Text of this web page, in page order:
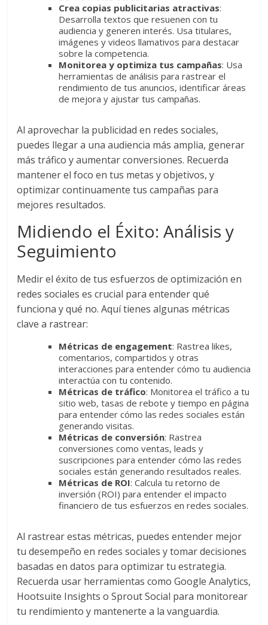
Marketing,
Mercadotecnia,
Publicitarios,
Colecciónes,
Creatividad,
SEO,
SEM,
Free
Press,
RRPP,
Comerciales,
Periodismo,
Revistas,
Magazines
ATL,
BTL,
Crea copias publicitarias atractivas:
Desarrolla textos que resuenen con tu
audiencia y generen interés. Usa titulares,
imágenes y videos llamativos para destacar
sobre la competencia.
Monitorea y optimiza tus campañas: Usa
herramientas de análisis para rastrear el
rendimiento de tus anuncios, identificar áreas
de mejora y ajustar tus campañas.
Al aprovechar la publicidad en redes sociales,
puedes llegar a una audiencia más amplia, generar
más tráfico y aumentar conversiones. Recuerda
mantener el foco en tus metas y objetivos, y
optimizar continuamente tus campañas para
mejores resultados.
Midiendo el Éxito: Análisis y
Seguimiento
Medir el éxito de tus esfuerzos de optimización en
redes sociales es crucial para entender qué
funciona y qué no. Aquí tienes algunas métricas
clave a rastrear:
Métricas de engagement: Rastrea likes,
comentarios, compartidos y otras
interacciones para entender cómo tu audiencia
interactúa con tu contenido.
Métricas de tráfico: Monitorea el tráfico a tu
sitio web, tasas de rebote y tiempo en página
para entender cómo las redes sociales están
generando visitas.
Métricas de conversión: Rastrea
conversiones como ventas, leads y
suscripciones para entender cómo las redes
sociales están generando resultados reales.
Métricas de ROI: Calcula tu retorno de
inversión (ROI) para entender el impacto
financiero de tus esfuerzos en redes sociales.
Al rastrear estas métricas, puedes entender mejor
tu desempeño en redes sociales y tomar decisiones
basadas en datos para optimizar tu estrategia.
Recuerda usar herramientas como Google Analytics,
Hootsuite Insights o Sprout Social para monitorear
tu rendimiento y mantenerte a la vanguardia.